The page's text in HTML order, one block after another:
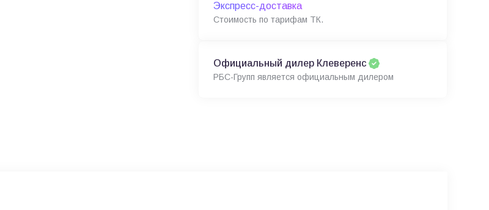
Экспресс-доставка
Стоимость по тарифам ТК.
Официальный дилер Клеверенс
РБС-Групп является официальным дилером